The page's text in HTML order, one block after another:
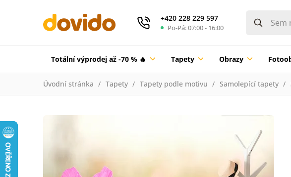
+420 228 229 597
Po-Pá: 07:00 - 16:00
Totální výprodej až -70 % 🔥 Tapety Obrazy
Úvodní stránka Tapety Tapety podle motivu Samolepící tapety